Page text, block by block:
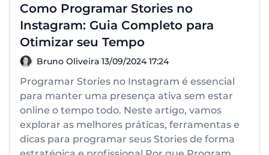
Como Programar Stories no
Instagram: Guia Completo para
Otimizar seu Tempo
Bruno Oliveira
Bruno Oliveira 13/09/2024 17:24
Programar Stories no Instagram é essencial
para manter uma presença ativa sem estar
online o tempo todo. Neste artigo, vamos
explorar as melhores práticas, ferramentas e
dicas para programar seus Stories de forma